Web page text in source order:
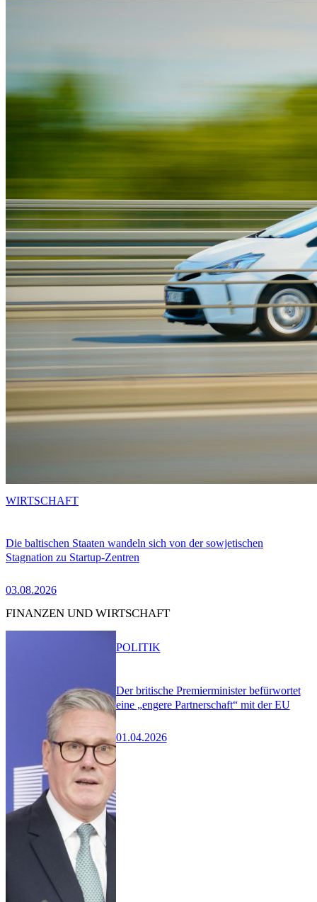
Die baltischen Staaten wandeln sich von der sowjetischen
Stagnation zu Startup-Zentren
03.08.2026
WIRTSCHAFT
FINANZEN UND WIRTSCHAFT
Der britische Premierminister befürwortet
eine „engere Partnerschaft“ mit der EU
01.04.2026
POLITIK